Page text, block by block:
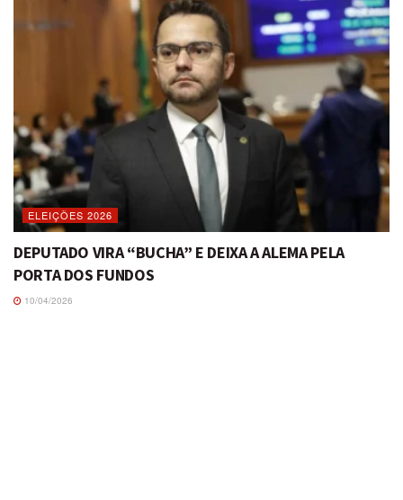
ELEIÇÕES 2026
DEPUTADO VIRA “BUCHA” E DEIXA A ALEMA PELA
PORTA DOS FUNDOS
10/04/2026